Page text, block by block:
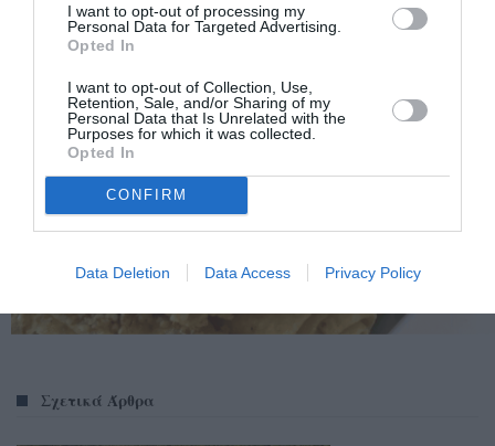
I want to opt-out of processing my
Personal Data for Targeted Advertising.
Opted In
I want to opt-out of Collection, Use,
Retention, Sale, and/or Sharing of my
Personal Data that Is Unrelated with the
Purposes for which it was collected.
Opted In
CONFIRM
Data Deletion Data Access Privacy Policy
Σχετικά Άρθρα